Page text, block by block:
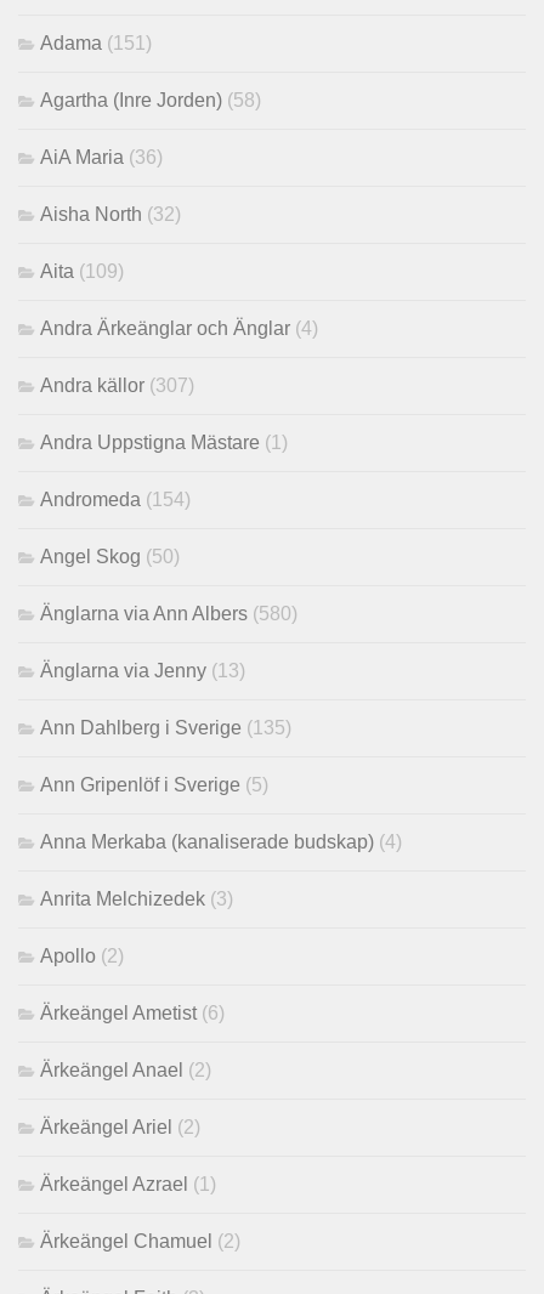
Adama (151)
Agartha (Inre Jorden) (58)
AiA Maria (36)
Aisha North (32)
Aita (109)
Andra Ärkeänglar och Änglar (4)
Andra källor (307)
Andra Uppstigna Mästare (1)
Andromeda (154)
Angel Skog (50)
Änglarna via Ann Albers (580)
Änglarna via Jenny (13)
Ann Dahlberg i Sverige (135)
Ann Gripenlöf i Sverige (5)
Anna Merkaba (kanaliserade budskap) (4)
Anrita Melchizedek (3)
Apollo (2)
Ärkeängel Ametist (6)
Ärkeängel Anael (2)
Ärkeängel Ariel (2)
Ärkeängel Azrael (1)
Ärkeängel Chamuel (2)